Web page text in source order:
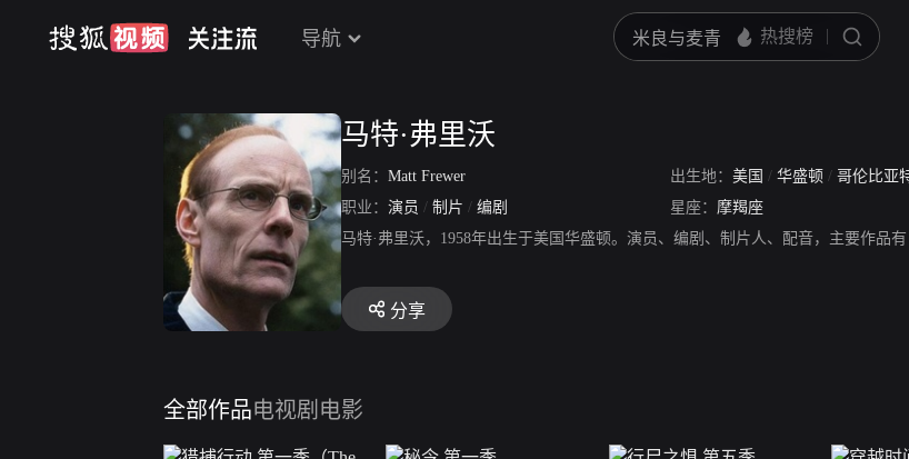
导航
马特·弗里沃
别名： Matt Frewer 出生地： 美国 / 华盛顿 / 哥伦比亚
职业： 演员 / 制片 / 编剧 星座： 摩羯座
马特·弗里沃，1958年出生于美国华盛顿。演员、编剧、制片人、配音，主要作品
分享
全部作品电视剧 电影